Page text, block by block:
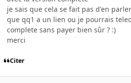
je sais que cela se fait pas d'en
que qq1 a un lien ou je pourrais
complete sans payer bien sûr ? :)
merci
Citer